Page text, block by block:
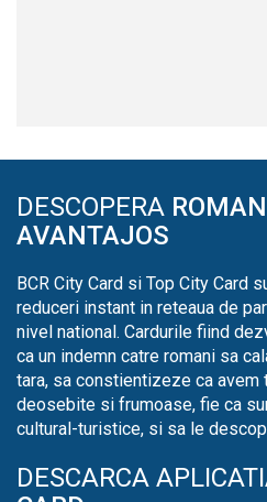
DESCOPERA
AVANTAJOS
BCR City Card si Top City Card
reduceri instant in reteaua de
nivel national. Cardurile fiind
ca un indemn catre romani sa
tara, sa constientizeze ca
deosebite si frumoase, fie ca
cultural-turistice, si sa le
DESCARCA